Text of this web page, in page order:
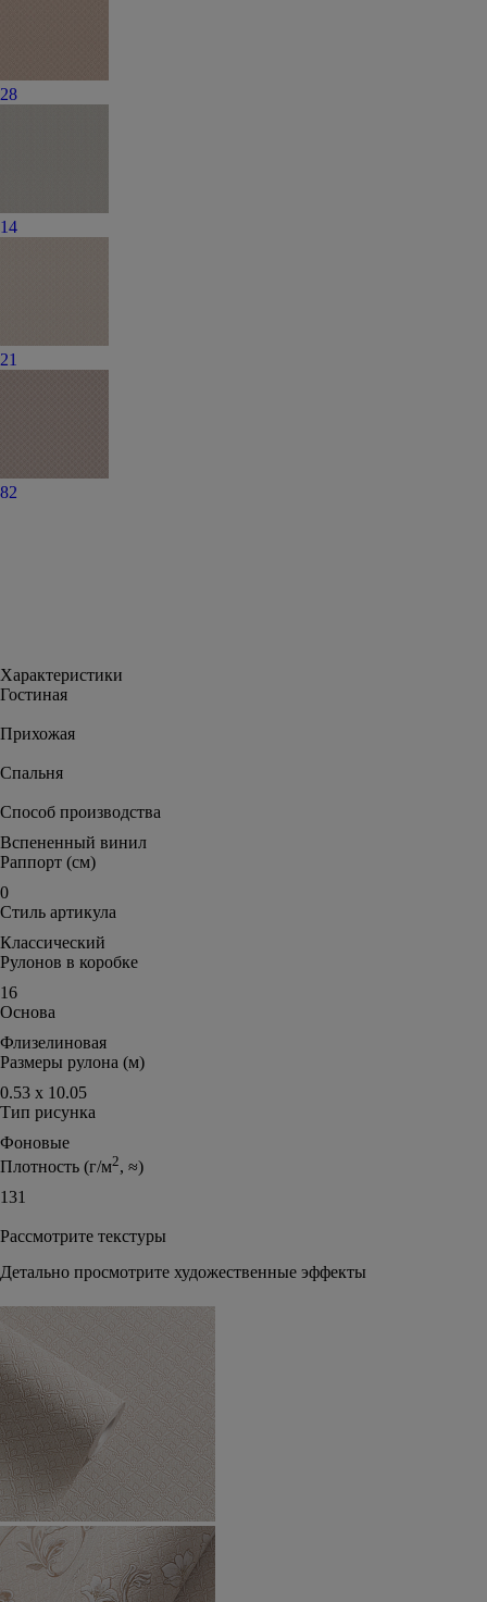
28
14
21
82
Характеристики
Гостиная
Прихожая
Спальня
Способ производства
Вспененный винил
Раппорт (см)
0
Стиль артикула
Классический
Рулонов в коробке
16
Основа
Флизелиновая
Размеры рулона (м)
0.53 х 10.05
Тип рисунка
Фоновые
Плотность (г/м2, ≈)
131
Рассмотрите текстуры
Детально просмотрите художественные эффекты